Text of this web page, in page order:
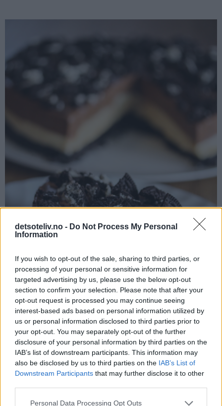
detsoteliv.no - Do Not Process My Personal
Information
If you wish to opt-out of the sale, sharing to third parties, or
processing of your personal or sensitive information for
targeted advertising by us, please use the below opt-out
section to confirm your selection. Please note that after your
opt-out request is processed you may continue seeing
interest-based ads based on personal information utilized by
us or personal information disclosed to third parties prior to
your opt-out. You may separately opt-out of the further
disclosure of your personal information by third parties on the
IAB’s list of downstream participants. This information may
also be disclosed by us to third parties on the IAB’s List of
Downstream Participants that may further disclose it to other
Personal Data Processing Opt Outs
Tips: